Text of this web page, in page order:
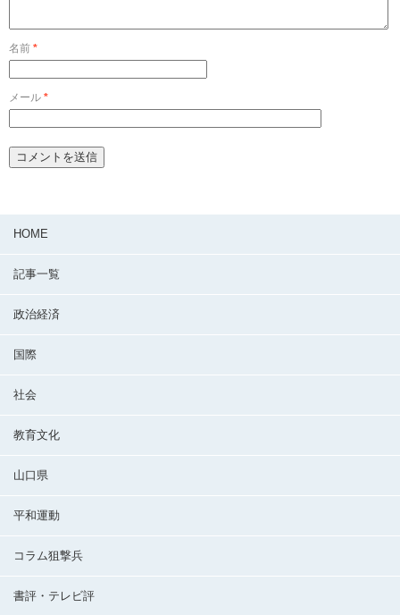
名前 *
メール *
HOME
記事一覧
政治経済
国際
社会
教育文化
山口県
平和運動
コラム狙撃兵
書評・テレビ評